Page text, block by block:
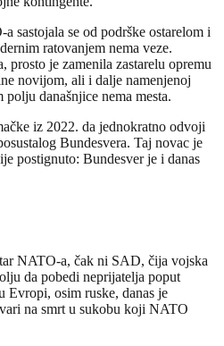
sastojala se od podrške ostarelom i
ratovanjem nema veze.
prosto je zamenila zastarelu opremu
novijom, ali i dalje namenjenoj
današnjice nema mesta.
iz 2022. da jednokratno odvoji
Bundesvera. Taj novac je
postignuto: Bundesver je i danas
NATO-a, čak ni SAD, čija vojska
da pobedi neprijatelja poput
Evropi, osim ruske, danas je
na smrt u sukobu koji NATO